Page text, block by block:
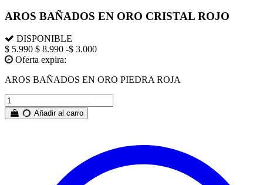
AROS BAÑADOS EN ORO CRISTAL ROJO
DISPONIBLE
$ 5.990 $ 8.990 -$ 3.000
Oferta expira:
AROS BAÑADOS EN ORO PIEDRA ROJA
Añadir al carro